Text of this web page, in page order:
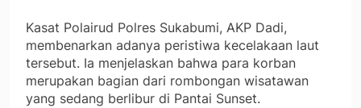
Kasat Polairud Polres Sukabumi, AKP Dadi,
membenarkan adanya peristiwa kecelakaan laut
tersebut. Ia menjelaskan bahwa para korban
merupakan bagian dari rombongan wisatawan
yang sedang berlibur di Pantai Sunset.